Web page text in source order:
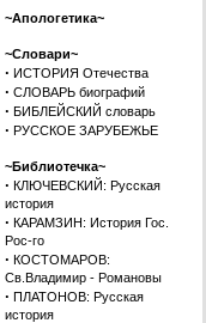
~Апологетика~
~Словари~
· ИСТОРИЯ Отечества
· СЛОВАРЬ биографий
· БИБЛЕЙСКИЙ словарь
· РУССКОЕ ЗАРУБЕЖЬЕ
~Библиотечка~
· КЛЮЧЕВСКИЙ: Русская
история
· КАРАМЗИН: История Гос.
Рос-го
· КОСТОМАРОВ:
Св.Владимир - Романовы
· ПЛАТОНОВ: Русская
история